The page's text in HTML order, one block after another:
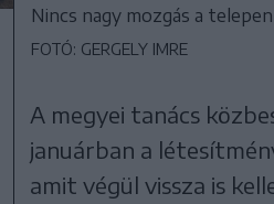
Nincs nagy mozgás a telepen
FOTÓ: GERGELY IMRE
A megyei tanács
januárban a
amit végül vissza is